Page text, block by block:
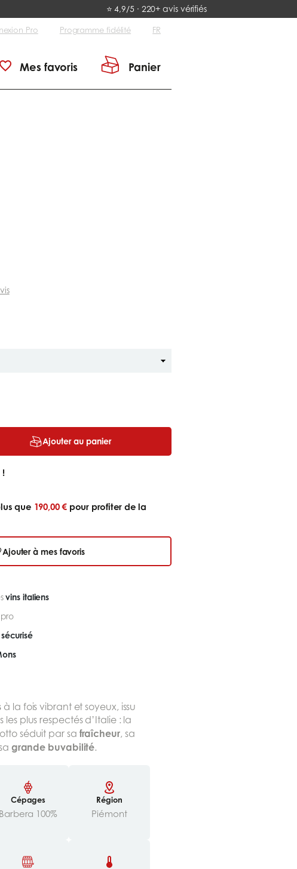
⭐ 4,9/5 · 220+ avis vérifiés
Pro Programme fidélité FR
Mes favoris Panier
Ajouter au panier
!
que 190,00 € pour profiter de la
Ajouter à mes favoris
vins italiens
à la fois vibrant et soyeux, issu
plus respectés d’Italie : la
séduit par sa fraîcheur, sa
grande buvabilité.
Cépages
Barbera 100%
Région
Piémont